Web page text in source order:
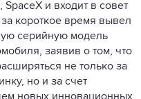
SpaceX и входит в совет
короткое время вывел
серийную модель
заявив о том, что
не только за
но и за счет